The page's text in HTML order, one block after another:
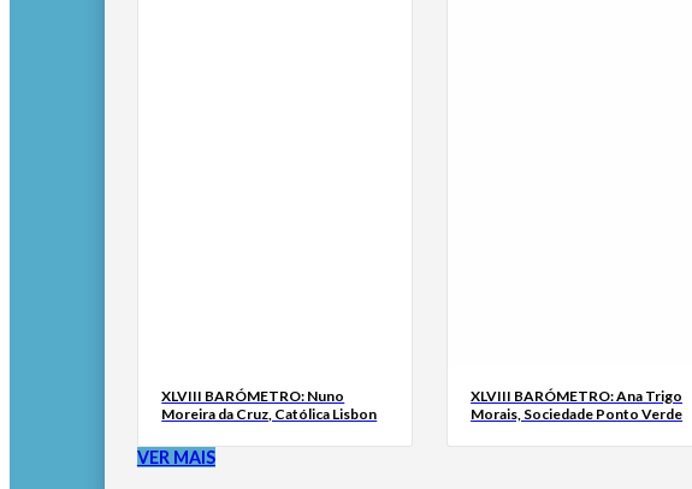
XLVIII BARÓMETRO: Nuno
Moreira da Cruz, Católica Lisbon
XLVIII BARÓMETRO: Ana Trigo
Morais, Sociedade Ponto Verde
VER MAIS